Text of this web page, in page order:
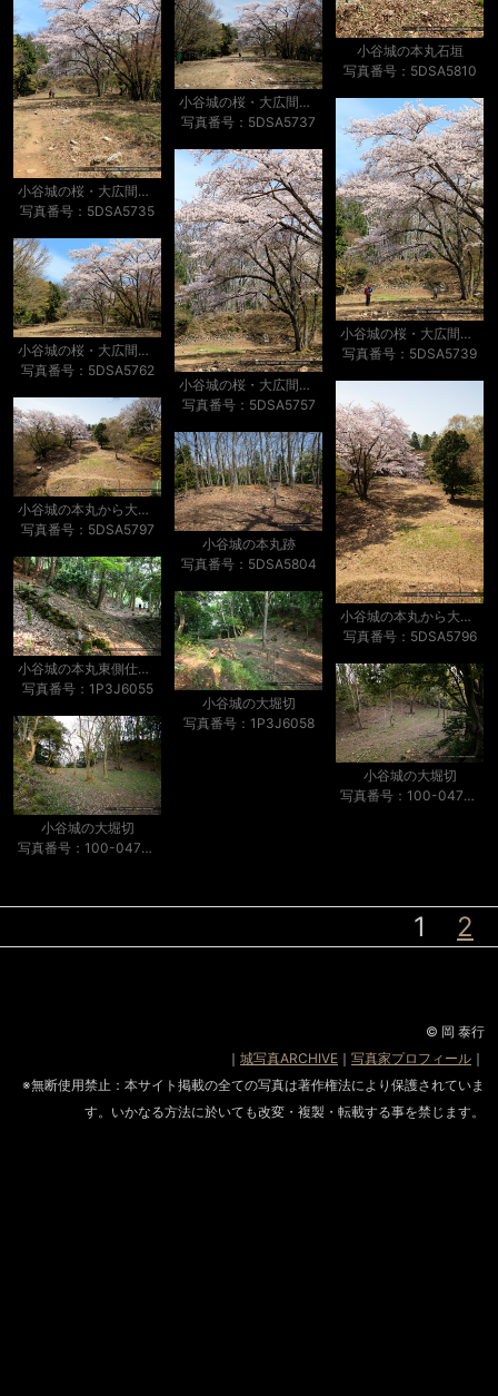
小谷城の本丸石垣
写真番号：5DSA5810
小谷城の桜・大広間と本丸
写真番号：5DSA5735
小谷城の桜・大広間と本丸
写真番号：5DSA5737
小谷城の桜・大広間と本丸
写真番号：5DSA5739
小谷城の桜・大広間と本丸
写真番号：5DSA5757
小谷城の桜・大広間と本丸
写真番号：5DSA5762
小谷城の本丸から大広間を望む
写真番号：5DSA5796
小谷城の本丸から大広間を望む
写真番号：5DSA5797
小谷城の本丸跡
写真番号：5DSA5804
小谷城の本丸東側仕切り
写真番号：1P3J6055
小谷城の大堀切
写真番号：1P3J6058
小谷城の大堀切
写真番号：100-0478S53B
小谷城の大堀切
写真番号：100-0479S53B
1 2
© 岡 泰行
｜ 城写真ARCHIVE ｜ 写真家プロフィール ｜
※無断使用禁止：本サイト掲載の全ての写真は著作権法により保護されていま
す。いかなる方法に於いても改変・複製・転載する事を禁じます。